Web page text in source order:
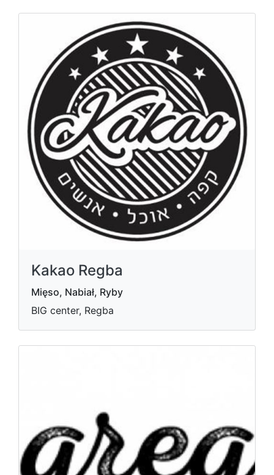
Kakao Regba
Mięso, Nabiał, Ryby
BIG center, Regba